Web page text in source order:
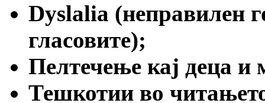
Dyslalia (неправилен
гласовите);
Пелтечење кај деца и
Тешкотии во